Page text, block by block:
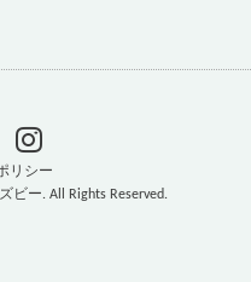
リシー
ビー. All Rights Reserved.